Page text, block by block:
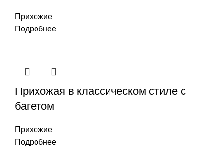
Прихожие
Подробнее
Прихожая в классическом стиле с
багетом
Прихожие
Подробнее